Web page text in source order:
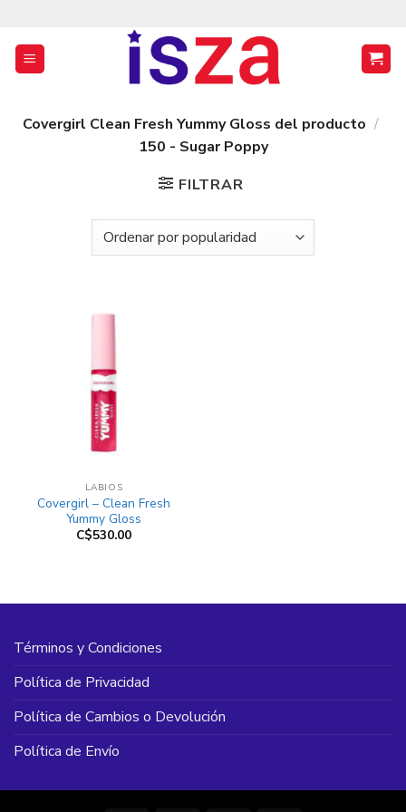
contenido
Covergirl Clean Fresh Yummy Gloss del producto /
150 - Sugar Poppy
FILTRAR
LABIOS
Covergirl – Clean Fresh
Yummy Gloss
C$530.00
Términos y Condiciones
Política de Privacidad
Política de Cambios o Devolución
Política de Envío